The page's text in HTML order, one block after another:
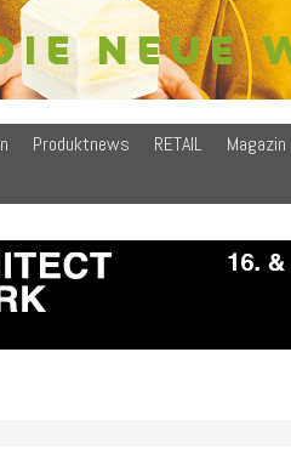
Produktnews RETAIL Magazin